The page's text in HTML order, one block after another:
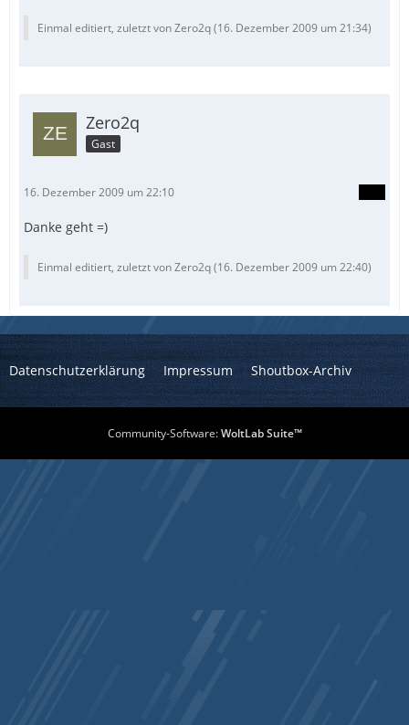
Einmal editiert, zuletzt von Zero2q (16. Dezember 2009 um 21:34)
Zero2q
Gast
16. Dezember 2009 um 22:10
Danke geht =)
Einmal editiert, zuletzt von Zero2q (16. Dezember 2009 um 22:40)
Datenschutzerklärung Impressum Shoutbox-Archiv
Community-Software:WoltLab Suite™